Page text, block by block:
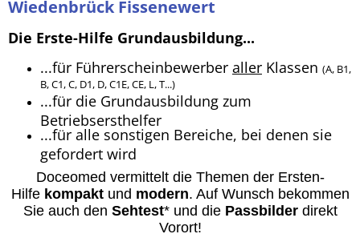
Wiedenbrück Fissenewert
Die Erste-Hilfe Grundausbildung...
...für Führerscheinbewerber aller Klassen (A, B1,
B, C1, C, D1, D, C1E, CE, L, T...)
...für die Grundausbildung zum
Betriebsersthelfer
...für alle sonstigen Bereiche, bei denen sie
gefordert wird
Doceomed vermittelt die Themen der Ersten-
Hilfe kompaktund modern. Auf Wunsch bekommen
Sie auch den Sehtest* und die Passbilderdirekt
Vorort!